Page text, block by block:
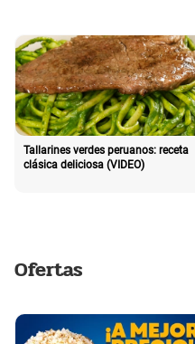
Tallarines verdes peruanos: receta
clásica deliciosa (VIDEO)
Ofertas